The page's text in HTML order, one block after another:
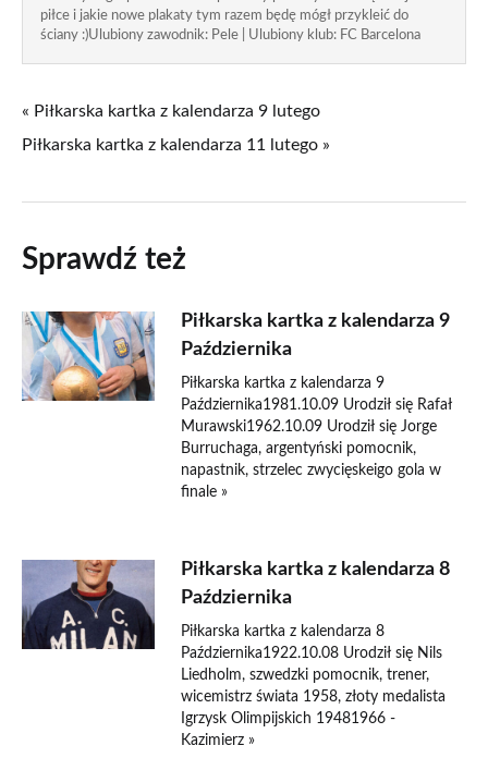
piłce i jakie nowe plakaty tym razem będę mógł przykleić do
ściany :)Ulubiony zawodnik: Pele | Ulubiony klub: FC Barcelona
« Piłkarska kartka z kalendarza 9 lutego
Piłkarska kartka z kalendarza 11 lutego »
Sprawdź też
Piłkarska kartka z kalendarza 9
Października
Piłkarska kartka z kalendarza 9
Października1981.10.09 Urodził się Rafał
Murawski1962.10.09 Urodził się Jorge
Burruchaga, argentyński pomocnik,
napastnik, strzelec zwycięskeigo gola w
finale »
Piłkarska kartka z kalendarza 8
Października
Piłkarska kartka z kalendarza 8
Października1922.10.08 Urodził się Nils
Liedholm, szwedzki pomocnik, trener,
wicemistrz świata 1958, złoty medalista
Igrzysk Olimpijskich 19481966 -
Kazimierz »